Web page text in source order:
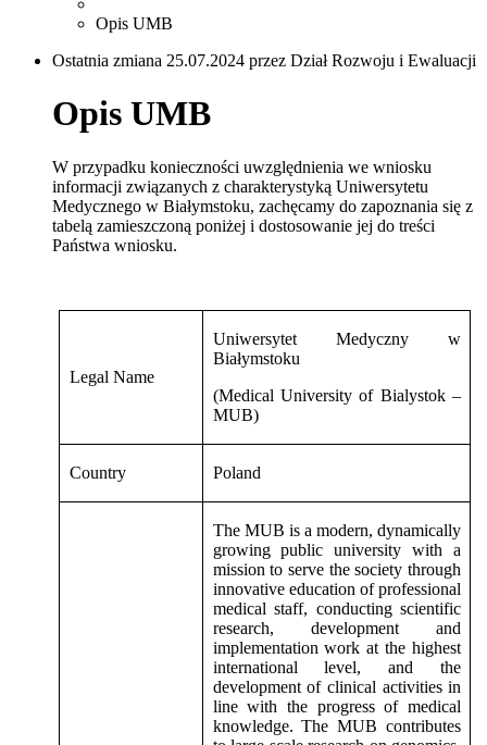
Opis UMB
Ostatnia zmiana 25.07.2024 przez Dział Rozwoju i Ewaluacji
Opis UMB
W przypadku konieczności uwzględnienia we wniosku
informacji związanych z charakterystyką Uniwersytetu
Medycznego w Białymstoku, zachęcamy do zapoznania się z
tabelą zamieszczoną poniżej i dostosowanie jej do treści
Państwa wniosku.
Legal Name
Uniwersytet Medyczny w
Białymstoku
(Medical University of Bialystok –
MUB)
Country Poland
The MUB is a modern, dynamically
growing public university with a
mission to serve the society through
innovative education of professional
medical staff, conducting scientific
research, development and
implementation work at the highest
international level, and the
development of clinical activities in
line with the progress of medical
knowledge. The MUB contributes